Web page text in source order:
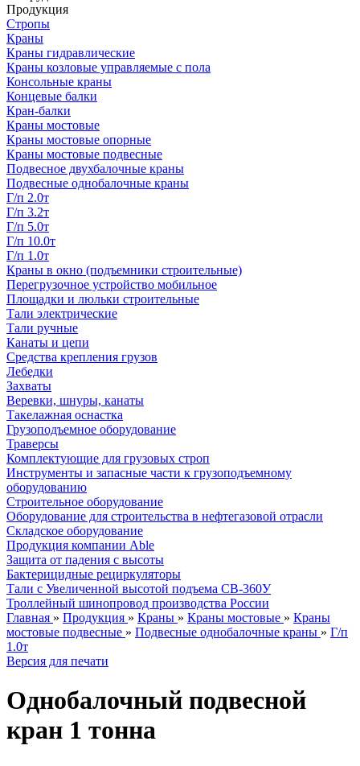
Продукция
Стропы
Краны
Краны гидравлические
Краны козловые управляемые с пола
Консольные краны
Концевые балки
Кран-балки
Краны мостовые
Краны мостовые опорные
Краны мостовые подвесные
Подвесное двухбалочные краны
Подвесные однобалочные краны
Г/п 2.0т
Г/п 3.2т
Г/п 5.0т
Г/п 10.0т
Г/п 1.0т
Краны в окно (подъемники строительные)
Перегрузочное устройство мобильное
Площадки и люльки строительные
Тали электрические
Тали ручные
Канаты и цепи
Средства крепления грузов
Лебедки
Захваты
Веревки, шнуры, канаты
Такелажная оснастка
Грузоподъемное оборудование
Траверсы
Комплектующие для грузовых строп
Инструменты и запасные части к грузоподъемному
оборудованию
Строительное оборудование
Оборудование для строительства в нефтегазовой отрасли
Складское оборудование
Продукция компании Able
Защита от падения с высоты
Бактерицидные рециркуляторы
Тали с Увеличенной высотой подъема СВ-360У
Троллейный шинопровод производства России
Главная » Продукция » Краны » Краны мостовые » Краны
мостовые подвесные » Подвесные однобалочные краны » Г/п
1.0т
Версия для печати
Однобалочный подвесной
кран 1 тонна